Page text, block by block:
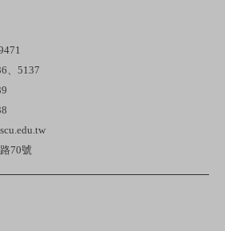
、5137
70號